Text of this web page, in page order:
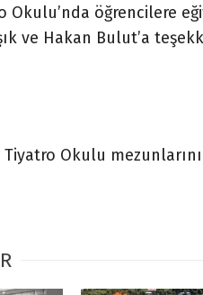
Okulu’nda öğrencilere
ve Hakan Bulut’a
Okulu